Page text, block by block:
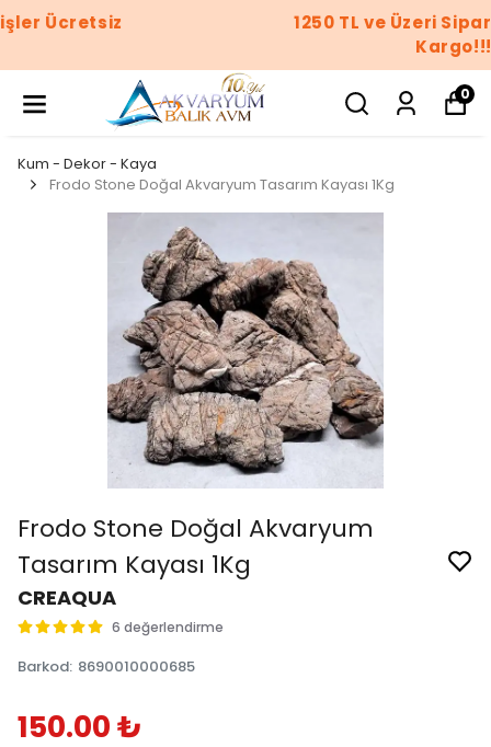
1250 TL ve Üzeri Siparişler Ücretsiz
0
Kum - Dekor - Kaya
Frodo Stone Doğal Akvaryum Tasarım Kayası 1Kg
Frodo Stone Doğal Akvaryum
Tasarım Kayası 1Kg
CREAQUA
6 değerlendirme
Barkod: 8690010000685
150.00 ₺